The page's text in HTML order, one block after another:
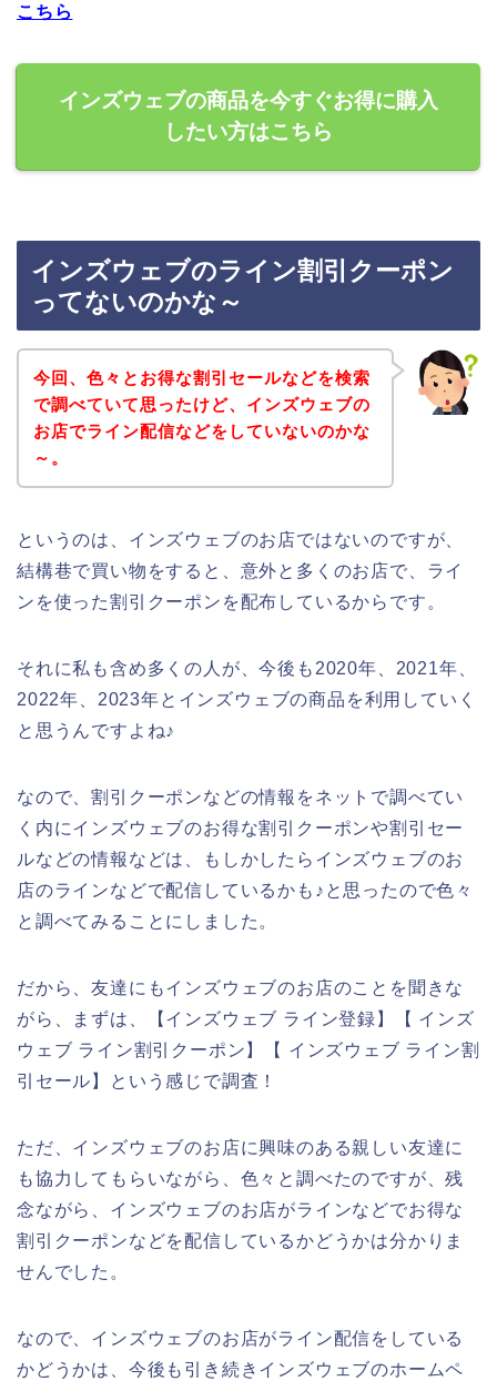
こちら
インズウェブの商品を今すぐお得に購入
したい方はこちら
インズウェブのライン割引クーポン
ってないのかな～
今回、色々とお得な割引セールなどを検索
で調べていて思ったけど、インズウェブの
お店でライン配信などをしていないのかな
～。
というのは、インズウェブのお店ではないのですが、
結構巷で買い物をすると、意外と多くのお店で、ライ
ンを使った割引クーポンを配布しているからです。
それに私も含め多くの人が、今後も2020年、2021年、
2022年、2023年とインズウェブの商品を利用していく
と思うんですよね♪
なので、割引クーポンなどの情報をネットで調べてい
く内にインズウェブのお得な割引クーポンや割引セー
ルなどの情報などは、もしかしたらインズウェブのお
店のラインなどで配信しているかも♪と思ったので色々
と調べてみることにしました。
だから、友達にもインズウェブのお店のことを聞きな
がら、まずは、【インズウェブ ライン登録】【 インズ
ウェブ ライン割引クーポン】【 インズウェブ ライン割
引セール】という感じで調査！
ただ、インズウェブのお店に興味のある親しい友達に
も協力してもらいながら、色々と調べたのですが、残
念ながら、インズウェブのお店がラインなどでお得な
割引クーポンなどを配信しているかどうかは分かりま
せんでした。
なので、インズウェブのお店がライン配信をしている
かどうかは、今後も引き続きインズウェブのホームペ